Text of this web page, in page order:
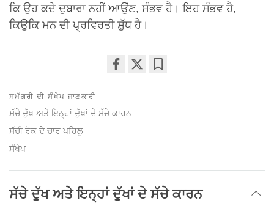
ਕਿ ਉਹ ਕਦੇ ਦੁਬਾਰਾ ਨਹੀਂ ਆਉਂਣ, ਸੰਭਵ ਹੈ। ਇਹ ਸੰਭਵ ਹੈ,
ਕਿਉਕਿ ਮਨ ਦੀ ਪ੍ਰਵਿਰਤੀ ਸ਼ੁੱਧ ਹੈ।
facebook
ਸਮੱਗਰੀ ਦੀ ਸੰਖੇਪ ਜਾਣਕਾਰੀ
ਸੱਚੇ ਦੁੱਖ ਅਤੇ ਇਨ੍ਹਾਂ ਦੁੱਖਾਂ ਦੇ ਸੱਚੇ ਕਾਰਨ
ਸੱਚੀ ਰੋਕ ਦੇ ਚਾਰ ਪਹਿਲੂ
ਸੰਖੇਪ
ਸੱਚੇ ਦੁੱਖ ਅਤੇ ਇਨ੍ਹਾਂ ਦੁੱਖਾਂ ਦੇ ਸੱਚੇ ਕਾਰਨ